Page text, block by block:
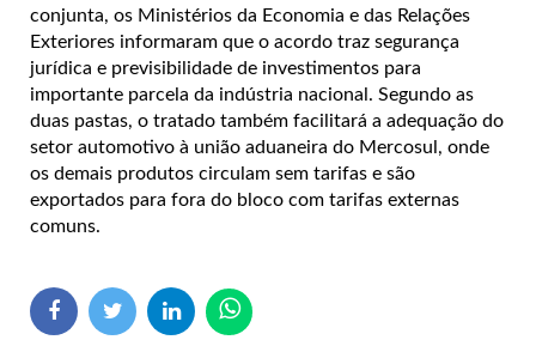
conjunta, os Ministérios da Economia e das Relações
Exteriores informaram que o acordo traz segurança
jurídica e previsibilidade de investimentos para
importante parcela da indústria nacional. Segundo as
duas pastas, o tratado também facilitará a adequação do
setor automotivo à união aduaneira do Mercosul, onde
os demais produtos circulam sem tarifas e são
exportados para fora do bloco com tarifas externas
comuns.